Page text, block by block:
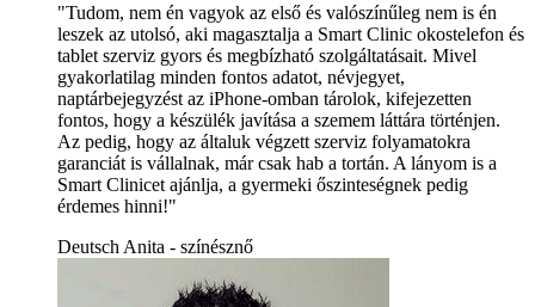
"Tudom, nem én vagyok az első és valószínűleg nem is én
leszek az utolsó, aki magasztalja a Smart Clinic okostelefon és
tablet szerviz gyors és megbízható szolgáltatásait. Mivel
gyakorlatilag minden fontos adatot, névjegyet,
naptárbejegyzést az iPhone-omban tárolok, kifejezetten
fontos, hogy a készülék javítása a szemem láttára történjen.
Az pedig, hogy az általuk végzett szerviz folyamatokra
garanciát is vállalnak, már csak hab a tortán. A lányom is a
Smart Clinicet ajánlja, a gyermeki őszinteségnek pedig
érdemes hinni!"
Deutsch Anita - színésznő